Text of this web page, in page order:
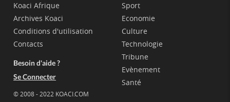
Koaci Afrique
Archives Koaci
Conditions d'utilisation
Contacts
Besoin d'aide ?
Se Connecter
© 2008 - 2022 KOACI.COM
Sport
Economie
Culture
Technologie
Tribune
Evènement
Santé